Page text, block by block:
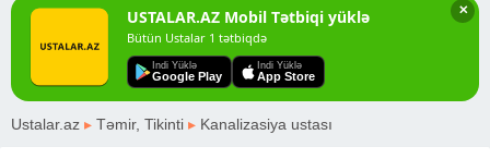
✕
USTALAR.AZ Mobil Tətbiqi yüklə
Bütün Ustalar 1 tətbiqdə
Indi Yüklə
Google Play
Indi Yüklə
App Store
Ustalar.az ▸ Təmir, Tikinti ▸ Kanalizasiya ustası